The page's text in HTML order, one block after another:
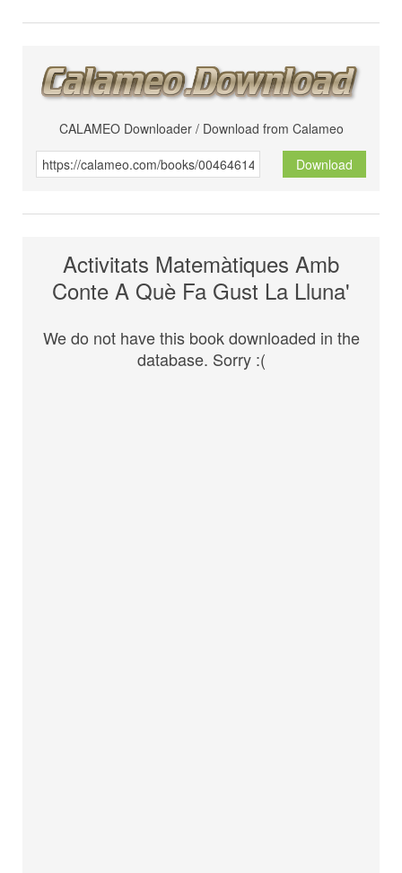
CALAMEO Downloader / Download from Calameo
Download
Activitats Matemàtiques Amb
Conte A Què Fa Gust La Lluna'
We do not have this book downloaded in the
database. Sorry :(